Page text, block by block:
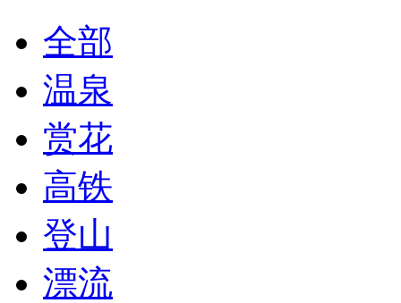
全部
温泉
赏花
高铁
登山
漂流